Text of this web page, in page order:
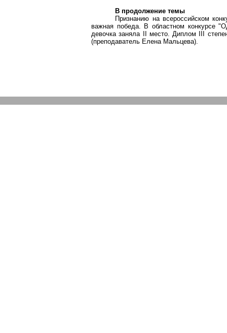
В продолжение темы
Признанию на всероссийском
важная победа. В областном конкурсе
девочка заняла II место. Диплом III
(преподаватель Елена Мальцева).